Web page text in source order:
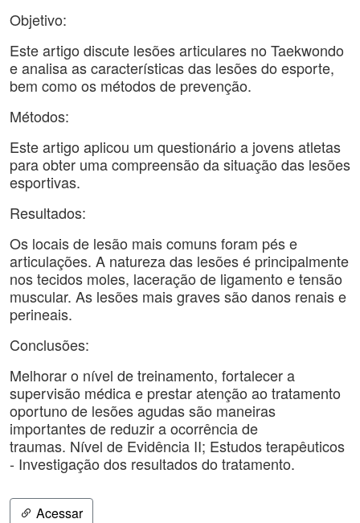
Objetivo:
Este artigo discute lesões articulares no Taekwondo
e analisa as características das lesões do esporte,
bem como os métodos de prevenção.
Métodos:
Este artigo aplicou um questionário a jovens atletas
para obter uma compreensão da situação das lesões
esportivas.
Resultados:
Os locais de lesão mais comuns foram pés e
articulações. A natureza das lesões é principalmente
nos tecidos moles, laceração de ligamento e tensão
muscular. As lesões mais graves são danos renais e
perineais.
Conclusões:
Melhorar o nível de treinamento, fortalecer a
supervisão médica e prestar atenção ao tratamento
oportuno de lesões agudas são maneiras
importantes de reduzir a ocorrência de
traumas. Nível de Evidência II; Estudos terapêuticos
- Investigação dos resultados do tratamento.
Acessar